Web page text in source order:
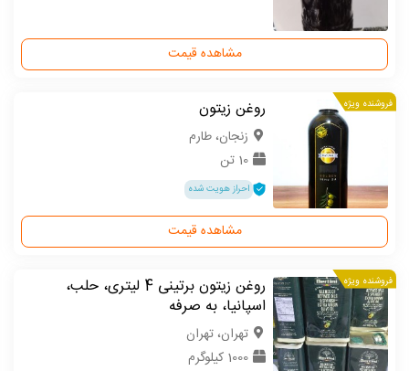
مشاهده قیمت
فروشنده ویژه روغن زیتون
زنجان، طارم
10 تن
احراز هویت شده
مشاهده قیمت
فروشنده ویژه
روغن زیتون برتینی 4 لیتری، حلب،
اسپانیا، به صرفه
تهران، تهران
1000 کیلوگرم